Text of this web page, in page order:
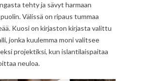
tehty ja sävyt harmaan
Välissä on ripaus tummaa
Kuosi on kirjaston kirjasta valittu
jonka kuulemma moni valitsee
projektiksi, kun islantilaispaitaa
neuloa.